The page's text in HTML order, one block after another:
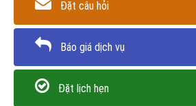
Đặt câu hỏi
Báo giá dịch vụ
Đặt lịch hẹn